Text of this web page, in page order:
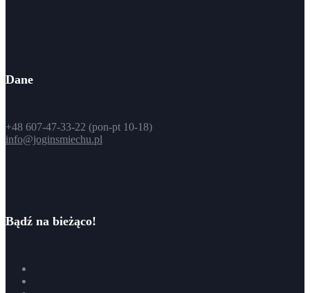
Dane
+48 607-47-33-22 (pon-pt 10-18)
info@joginsmiechu.pl
Bądź na bieżąco!